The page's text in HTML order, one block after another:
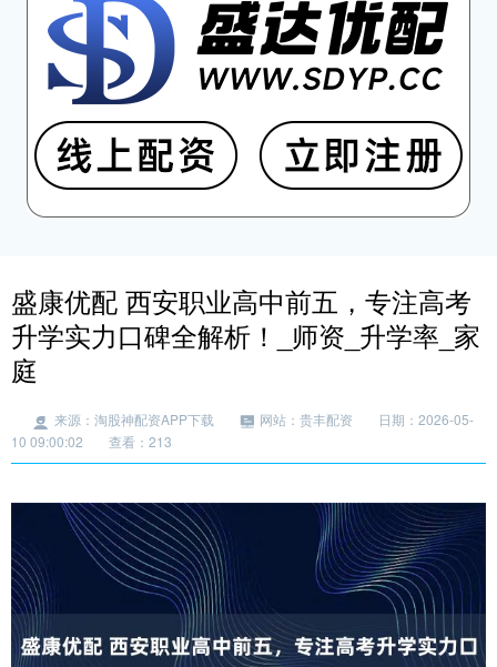
盛康优配 西安职业高中前五，专注高考
升学实力口碑全解析！_师资_升学率_家
庭
来源：淘股神配资APP下载 网站：贵丰配资
日期：2026-05-
10 09:00:02
查看：213